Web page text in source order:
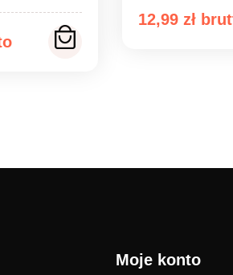
12,99 zł
Moje konto